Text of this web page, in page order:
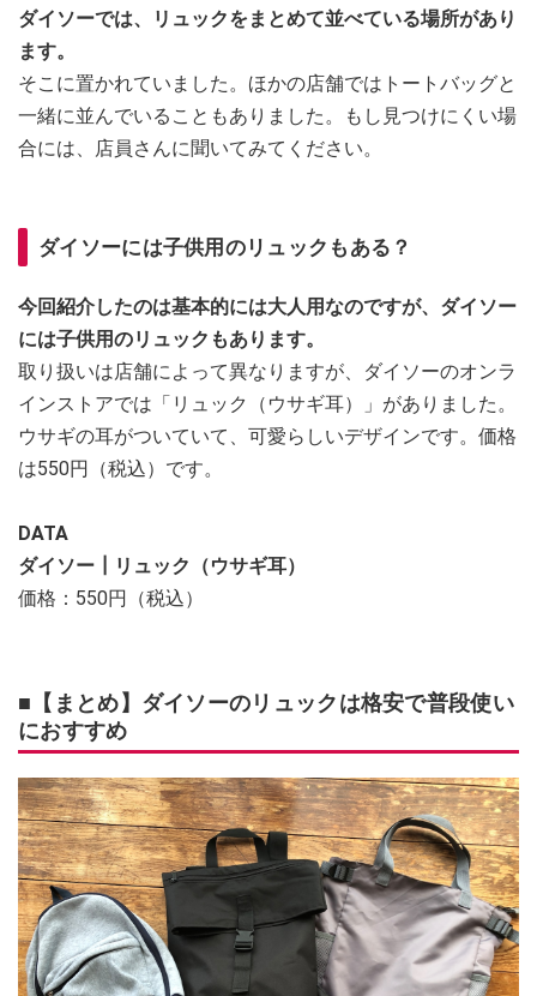
ダイソーでは、リュックをまとめて並べている場所があり
ます。
そこに置かれていました。ほかの店舗ではトートバッグと
一緒に並んでいることもありました。もし見つけにくい場
合には、店員さんに聞いてみてください。
ダイソーには子供用のリュックもある？
今回紹介したのは基本的には大人用なのですが、ダイソー
には子供用のリュックもあります。
取り扱いは店舗によって異なりますが、ダイソーのオンラ
インストアでは「リュック（ウサギ耳）」がありました。
ウサギの耳がついていて、可愛らしいデザインです。価格
は550円（税込）です。
DATA
ダイソー┃リュック（ウサギ耳）
価格：550円（税込）
■【まとめ】ダイソーのリュックは格安で普段使い
におすすめ